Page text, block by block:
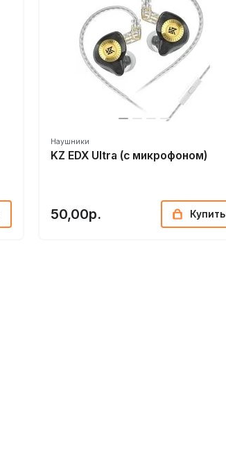
Наушники
KZ EDX Ultra (с микрофоном)
50,00р. Купить